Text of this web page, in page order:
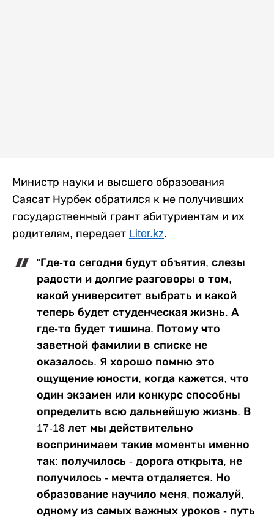
Министр науки и высшего образования
Саясат Нурбек обратился к не получивших
государственный грант абитуриентам и их
родителям, передает Liter.kz.
"Где-то сегодня будут объятия, слезы
радости и долгие разговоры о том,
какой университет выбрать и какой
теперь будет студенческая жизнь. А
где-то будет тишина. Потому что
заветной фамилии в списке не
оказалось. Я хорошо помню это
ощущение юности, когда кажется, что
один экзамен или конкурс способны
определить всю дальнейшую жизнь. В
17-18 лет мы действительно
воспринимаем такие моменты именно
так: получилось - дорога открыта, не
получилось - мечта отдаляется. Но
образование научило меня, пожалуй,
одному из самых важных уроков - путь